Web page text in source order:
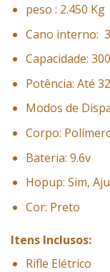
peso : 2.450 Kg
Cano interno:
Capacidade:
Potência: Até
Modos de
Corpo:
Bateria: 9.6v
Hopup: Sim,
Cor: Preto
Itens Inclusos:
Rifle Elétrico